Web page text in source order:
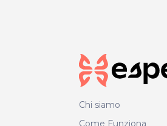
Chi siamo
Come Funziona